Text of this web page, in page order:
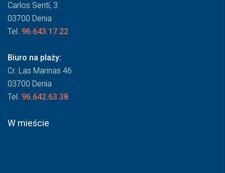
Carlos Sentí, 3
03700 Denia
Tel. 96.643.17.22
Biuro na plaży:
Cr. Las Marinas 46
03700 Denia
Tel. 96.642.63.38
W mieście